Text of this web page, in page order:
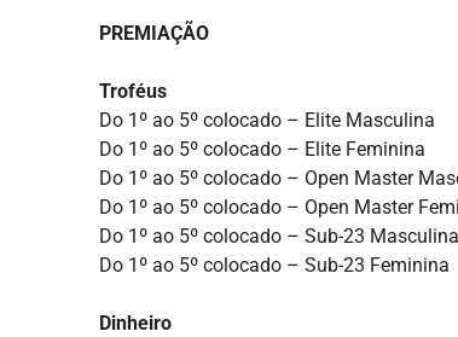
PREMIAÇÃO
Troféus
Do 1º ao 5º colocado – Elite Masculina
Do 1º ao 5º colocado – Elite Feminina
Do 1º ao 5º colocado – Open Master
Do 1º ao 5º colocado – Open Master
Do 1º ao 5º colocado – Sub-23 Masculina
Do 1º ao 5º colocado – Sub-23 Feminina
Dinheiro